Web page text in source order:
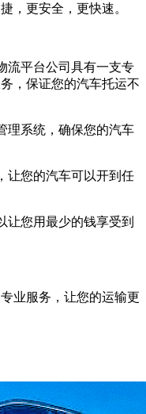
，更安全，更快速。
流平台公司具有一支专
，保证您的汽车托运不
理系统，确保您的汽车
让您的汽车可以开到任
让您用最少的钱享受到
业服务，让您的运输更